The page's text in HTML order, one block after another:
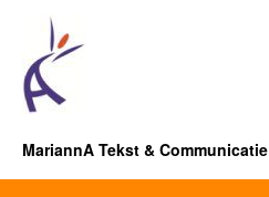
MariannA Tekst & Communicatie